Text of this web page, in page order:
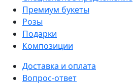
Премиум букеты
Розы
Подарки
Композиции
Доставка и оплата
Вопрос-ответ